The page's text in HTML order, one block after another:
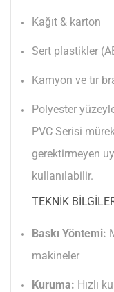
Kağıt & karton
Sert plastikler
Kamyon ve tır
Polyester
PVC Serisi
gerektirmeyen
kullanılabilir.
TEKNIK
Baskı Yöntemi:
makineler
Kuruma: Hızlı